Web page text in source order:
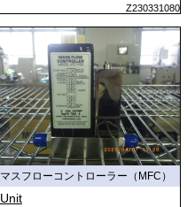
Z230331080
マスフローコントローラー（MFC）
Unit